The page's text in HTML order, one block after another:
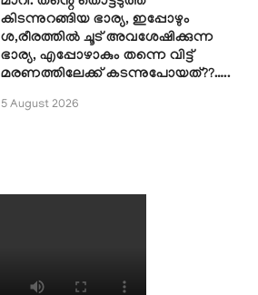
കിടന്നുറങ്ങിയ ഭാര്യ, ഇപ്പോഴും
ശ,രീരത്തിൽ ചൂട് അവശേഷിക്കുന്ന
ഭാര്യ, എപ്പോഴാകും തന്നെ വിട്ട്
മരണത്തിലേക്ക് കടന്നുപോയത്??…..
5 August 2026